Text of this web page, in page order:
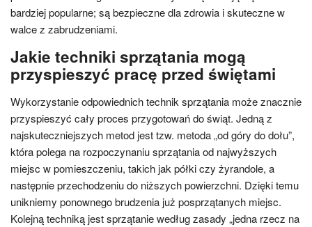
bardziej popularne; są bezpieczne dla zdrowia i skuteczne w
walce z zabrudzeniami.
Jakie techniki sprzątania mogą
przyspieszyć pracę przed świętami
Wykorzystanie odpowiednich technik sprzątania może znacznie
przyspieszyć cały proces przygotowań do świąt. Jedną z
najskuteczniejszych metod jest tzw. metoda „od góry do dołu”,
która polega na rozpoczynaniu sprzątania od najwyższych
miejsc w pomieszczeniu, takich jak półki czy żyrandole, a
następnie przechodzeniu do niższych powierzchni. Dzięki temu
unikniemy ponownego brudzenia już posprzątanych miejsc.
Kolejną techniką jest sprzątanie według zasady „jedna rzecz na